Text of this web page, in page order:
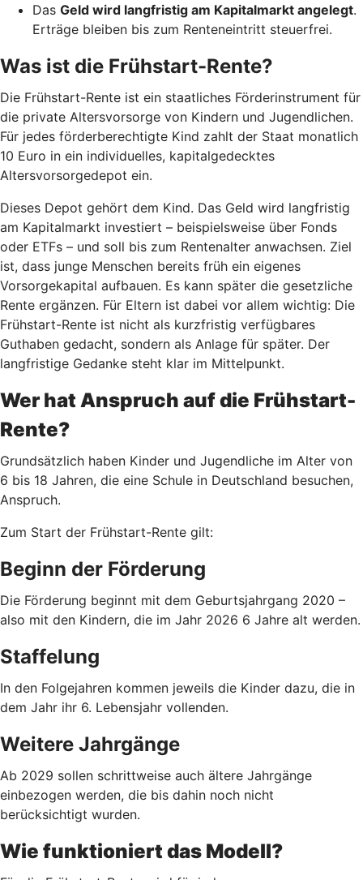
Das Geld wird langfristig am Kapitalmarkt angelegt.
Erträge bleiben bis zum Renteneintritt steuerfrei.
Was ist die Frühstart-Rente?
Die Frühstart-Rente ist ein staatliches Förderinstrument für
die private Altersvorsorge von Kindern und Jugendlichen.
Für jedes förderberechtigte Kind zahlt der Staat monatlich
10 Euro in ein individuelles, kapitalgedecktes
Altersvorsorgedepot ein.
Dieses Depot gehört dem Kind. Das Geld wird langfristig
am Kapitalmarkt investiert – beispielsweise über Fonds
oder ETFs – und soll bis zum Rentenalter anwachsen. Ziel
ist, dass junge Menschen bereits früh ein eigenes
Vorsorgekapital aufbauen. Es kann später die gesetzliche
Rente ergänzen. Für Eltern ist dabei vor allem wichtig: Die
Frühstart-Rente ist nicht als kurzfristig verfügbares
Guthaben gedacht, sondern als Anlage für später. Der
langfristige Gedanke steht klar im Mittelpunkt.
Wer hat Anspruch auf die Frühstart-
Rente?
Grundsätzlich haben Kinder und Jugendliche im Alter von
6 bis 18 Jahren, die eine Schule in Deutschland besuchen,
Anspruch.
Zum Start der Frühstart-Rente gilt:
Beginn der Förderung
Die Förderung beginnt mit dem Geburtsjahrgang 2020 –
also mit den Kindern, die im Jahr 2026 6 Jahre alt werden.
Staffelung
In den Folgejahren kommen jeweils die Kinder dazu, die in
dem Jahr ihr 6. Lebensjahr vollenden.
Weitere Jahrgänge
Ab 2029 sollen schrittweise auch ältere Jahrgänge
einbezogen werden, die bis dahin noch nicht
berücksichtigt wurden.
Wie funktioniert das Modell?